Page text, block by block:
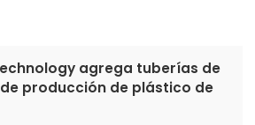
agrega tuberías de
producción de plástico de